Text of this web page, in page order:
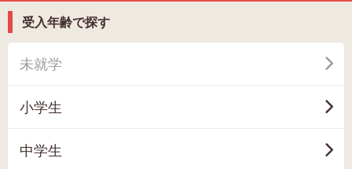
受入年齢で探す
未就学
小学生
中学生